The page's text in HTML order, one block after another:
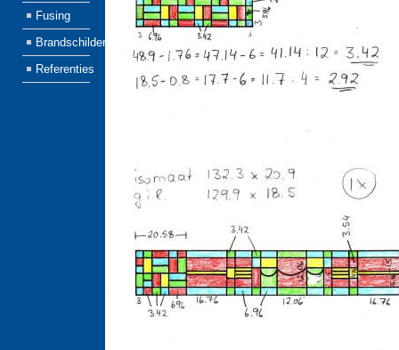
Fusing
Brandschilderen
Referenties